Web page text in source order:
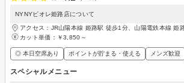
NYNYピオレ姫路店について
アクセス：JR山陽本線 姫路駅 徒歩1分、山陽電鉄本線 姫
カット単価： ￥3,850～
◎ 本日空席あり ポイントが貯まる・使える メンズ歓迎
スペシャルメニュー